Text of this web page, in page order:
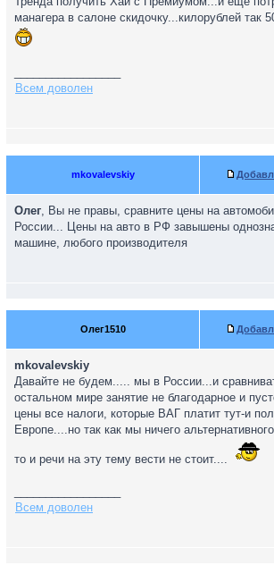
манагера в салоне скидочку...килорублей так
Всем доволен
mkovalevskiy
Олег, Вы не правы, сравните цены на
России... Цены на авто в РФ завышены
машине, любого производителя
Олег1510
mkovalevskiy
Давайте не будем..... мы в России...и
остальном мире занятие не благодарное и
цены все налоги, которые ВАГ платит тут-и
Европе....но так как мы ничего
то и речи на эту тему вести не стоит....
Всем доволен